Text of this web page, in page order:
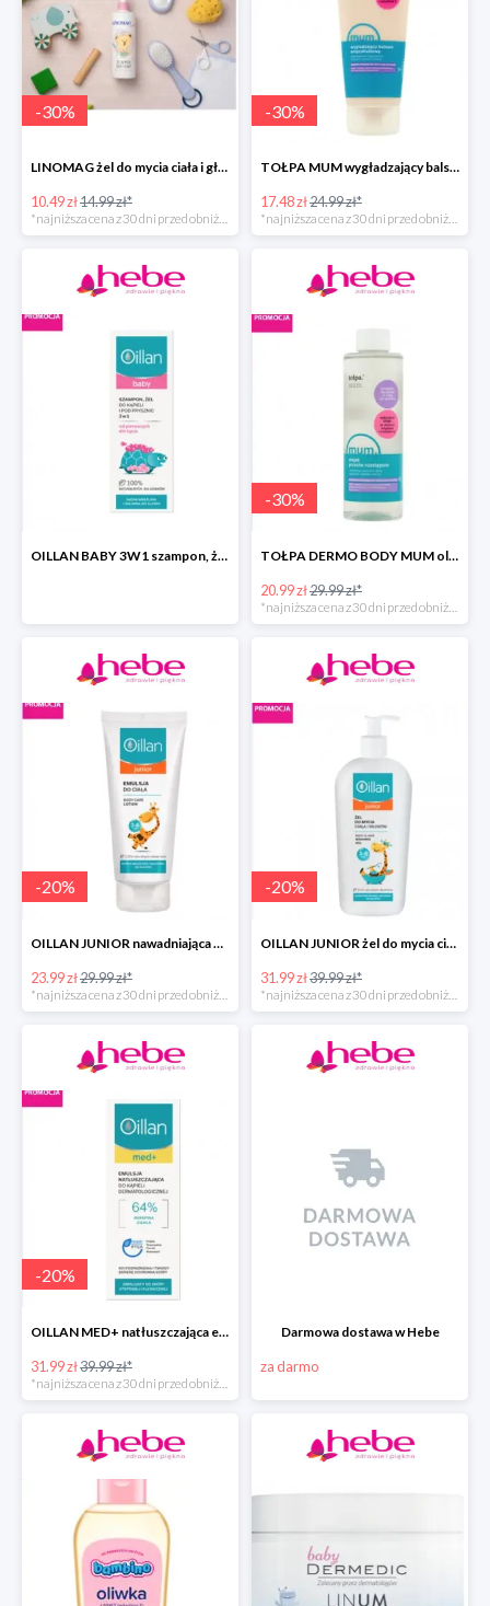
-30%
LINOMAG żel do mycia ciała i głowy dla dzieci i niemowląt
10.49 zł14.99 zł*
*najniższa cena z 30 dni przed obniżką
-30%
TOŁPA MUM wygładzający balsam antycellulitowy do ciała
17.48 zł24.99 zł*
*najniższa cena z 30 dni przed obniżką
OILLAN BABY 3W1 szampon, żel do kąpieli i pod prysznic
-30%
TOŁPA DERMO BODY MUM olejek do ciała przeciw rozstępom
20.99 zł29.99 zł*
-20%
OILLAN JUNIOR nawadniająca emulsja do ciała
23.99 zł29.99 zł*
*najniższa cena z 30 dni przed obniżką
-20%
OILLAN JUNIOR żel do mycia ciała i włosów
31.99 zł39.99 zł*
*najniższa cena z 30 dni przed obniżką
-20%
OILLAN MED+ natłuszczająca emulsja do kąpieli, 500 ml
31.99 zł39.99 zł*
Darmowa dostawa w Hebe
za darmo